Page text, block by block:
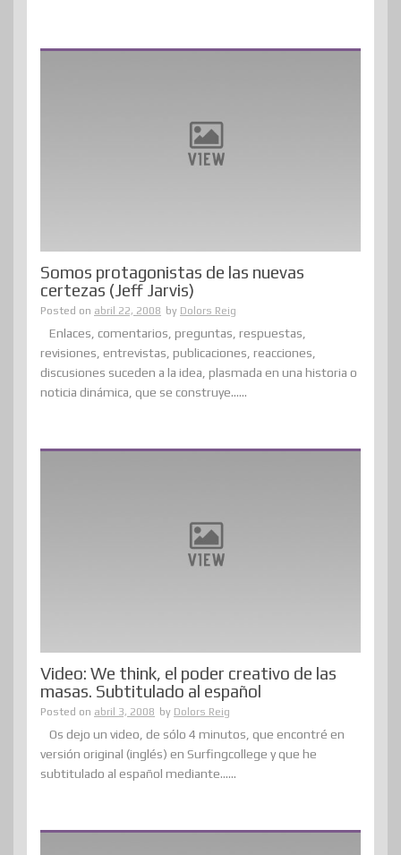
Somos protagonistas de las nuevas
certezas (Jeff Jarvis)
Posted on abril 22, 2008 by Dolors Reig
Enlaces, comentarios, preguntas, respuestas,
revisiones, entrevistas, publicaciones, reacciones,
discusiones suceden a la idea, plasmada en una historia o
noticia dinámica, que se construye......
Video: We think, el poder creativo de las
masas. Subtitulado al español
Posted on abril 3, 2008 by Dolors Reig
Os dejo un video, de sólo 4 minutos, que encontré en
versión original (inglés) en Surfingcollege y que he
subtitulado al español mediante......